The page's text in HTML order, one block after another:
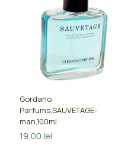
Gordano
Parfums,SAUVETAGE-
man,100ml
19,00lei